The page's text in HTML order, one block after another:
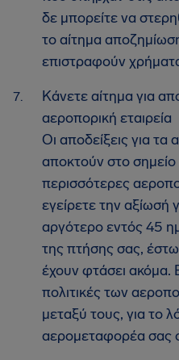
δε μπορείτε να
το αίτημα
επιστραφούν
Κάνετε αίτημα για
αεροπορική εταιρεία
Οι αποδείξεις για τα
αποκτούν στο
περισσότερες
εγείρετε την αξίωσή
αργότερο εντός 45
της πτήσης σας,
έχουν φτάσει ακόμα.
πολιτικές των
μεταξύ τους, για το
αερομεταφορέα σας